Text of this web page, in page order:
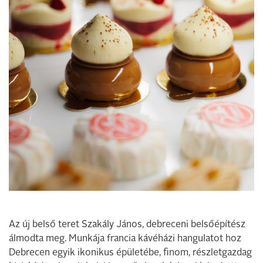
Az új belső teret Szakály János, debreceni belsőépítész
álmodta meg. Munkája francia kávéházi hangulatot hoz
Debrecen egyik ikonikus épületébe, finom, részletgazdag